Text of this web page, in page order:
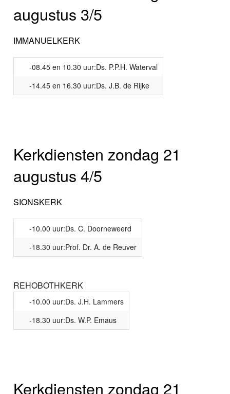
augustus 3/5
IMMANUELKERK
-08.45 en 10.30 uur:Ds. P.P.H. Waterval
-14.45 en 16.30 uur:Ds. J.B. de Rijke
Kerkdiensten zondag 21
augustus 4/5
SIONSKERK
-10.00 uur:Ds. C. Doorneweerd
-18.30 uur:Prof. Dr. A. de Reuver
REHOBOTHKERK
-10.00 uur:Ds. J.H. Lammers
-18.30 uur:Ds. W.P. Emaus
Kerkdiensten zondag 21